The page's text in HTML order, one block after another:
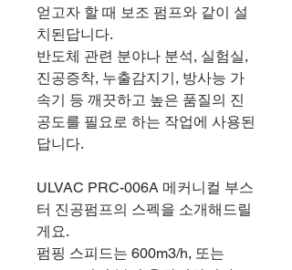
얻고자 할 때 보조 펌프와 같이 설
치된답니다.
반도체 관련 분야나 분석, 실험실,
진공증착, 누출감지기, 방사능 가
속기 등 깨끗하고 높은 품질의 진
공도를 필요로 하는 작업에 사용된
답니다.
ULVAC PRC-006A 메커니컬 부스
터 진공펌프의 스펙을 소개해드릴
게요.
펌핑 스피드는 600m3/h, 또는